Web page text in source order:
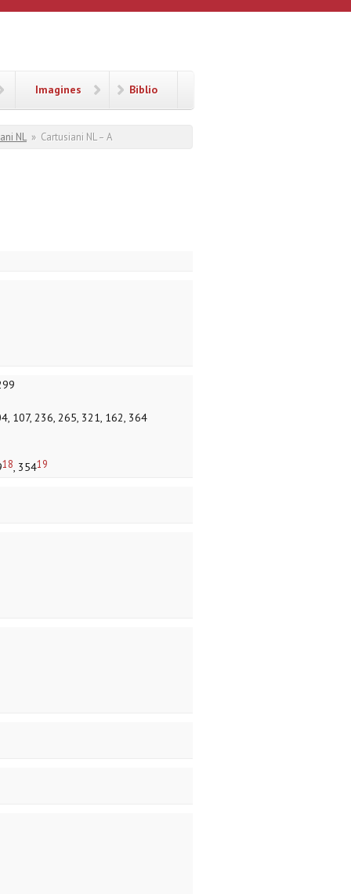
Imagines Biblio
NL » Cartusiani NL – A
107, 236, 265, 321, 162, 364
18, 35419